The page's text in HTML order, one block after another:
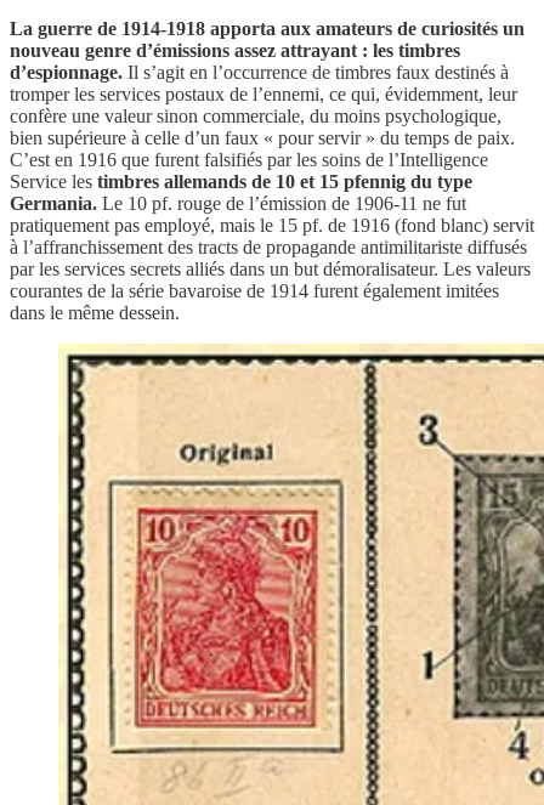
La guerre de 1914-1918 apporta aux amateurs de curiosités un
nouveau genre d’émissions assez attrayant : les timbres
d’espionnage. Il s’agit en l’occurrence de timbres faux destinés à
tromper les services postaux de l’ennemi, ce qui, évidemment, leur
confère une valeur sinon commerciale, du moins psychologique,
bien supérieure à celle d’un faux « pour servir » du temps de paix.
C’est en 1916 que furent falsifiés par les soins de l’Intelligence
Service les timbres allemands de 10 et 15 pfennig du type
Germania. Le 10 pf. rouge de l’émission de 1906-11 ne fut
pratiquement pas employé, mais le 15 pf. de 1916 (fond blanc) servit
à l’affranchissement des tracts de propagande antimilitariste diffusés
par les services secrets alliés dans un but démoralisateur. Les valeurs
courantes de la série bavaroise de 1914 furent également imitées
dans le même dessein.